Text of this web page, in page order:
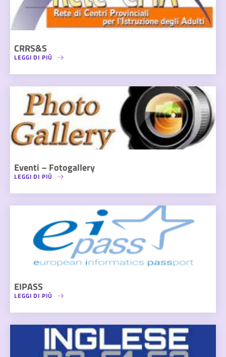
CRRS&S
LEGGI DI PIÙ
Eventi – Fotogallery
LEGGI DI PIÙ
EIPASS
LEGGI DI PIÙ